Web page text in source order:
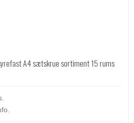
A4 sætskrue sortiment 15 rums